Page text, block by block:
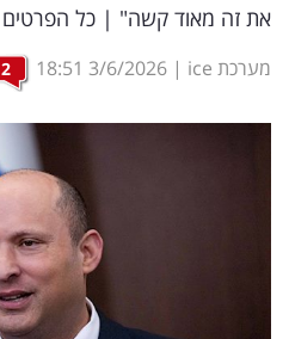
משפט
מדדים
ומחקרים
את זה מאוד קשה" | כל הפרטים
מערכת ice |
3/6/2026
18:51
2